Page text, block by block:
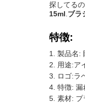
探してる
15ml ブラ
特徴:
製品名:
用途:ア
ロゴ:ラ
特徴: 漏
素材: プ